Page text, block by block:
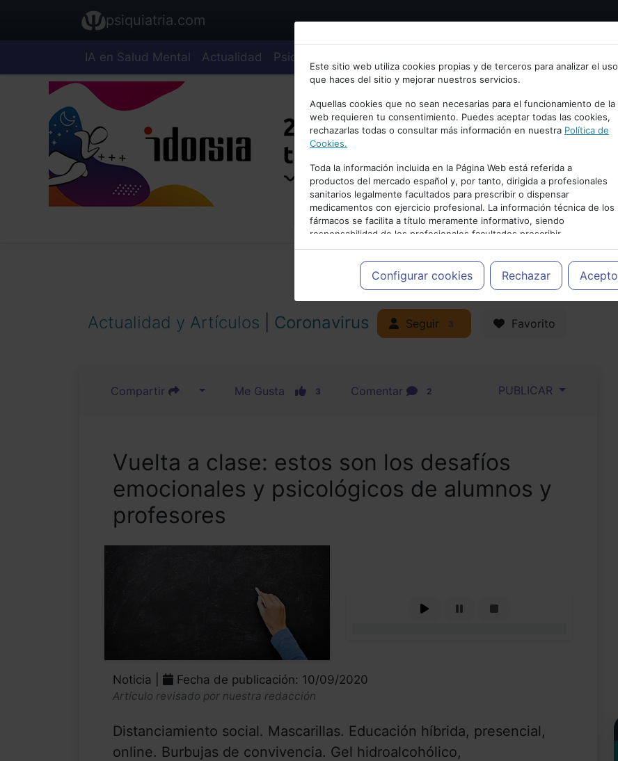
Bienvenid@ a psiquiatria.com
Escribe tu Email
Accede o regístrate con tu email.
Cancelar
psiquiatria.com
IA en Salud Mental Actualidad Psiquiatría
Este sitio web utiliza cookies propias y de terceros para analizar el uso
que haces del sitio y mejorar nuestros servicios.
Aquellas cookies que no sean necesarias para el funcionamiento de la
web requieren tu consentimiento. Puedes aceptar todas las cookies,
rechazarlas todas o consultar más información en nuestra Política de
Cookies.
Toda la información incluida en la Página Web está referida a
productos del mercado español y, por tanto, dirigida a profesionales
sanitarios legalmente facultados para prescribir o dispensar
medicamentos con ejercicio profesional. La información técnica de los
fármacos se facilita a título meramente informativo, siendo
responsabilidad de los profesionales facultados prescribir
medicamentos y decidir, en cada caso concreto, el tratamiento más
adecuado a las necesidades del paciente.
Configurar cookies Rechazar Acepto
PUBLICIDAD
Actualidad y Artículos Coronavirus Seguir 3 Favorito
Compartir Me Gusta 3 Comentar 2 PUBLICAR
Vuelta a clase: estos son los desafíos
emocionales y psicológicos de alumnos y
profesores
Noticia | Fecha de publicación: 10/09/2020
Artículo revisado por nuestra redacción
Distanciamiento social. Mascarillas. Educación híbrida, presencial,
online. Burbujas de convivencia. Gel hidroalcohólico,